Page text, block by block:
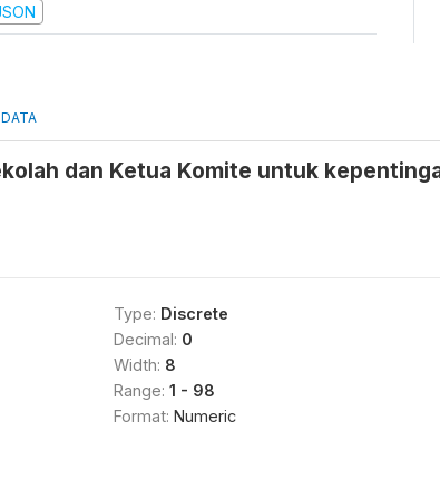
dan Ketua Komite untuk
Type: Discrete
Decimal: 0
Width: 8
Range: 1 - 98
Format: Numeric